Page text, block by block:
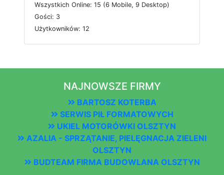
Wszystkich Online: 15 (6 Mobile, 9 Desktop)
Gości: 3
Użytkowników: 12
NAJNOWSZE FIRMY
BARTOSZ KOTERBA
SERWIS PIŁ FORMATOWYCH
UKIEL MOTORÓWKI OLSZTYN
AZALIA - SPRZĄTANIE, PIELĘGNACJA ZIELENI
OLSZTYN
BUDTEAM FIRMA BUDOWLANA OLSZTYN